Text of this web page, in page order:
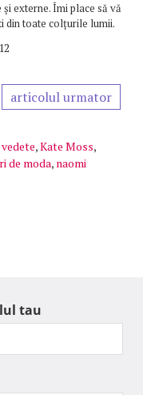
externe. Îmi place să vă
din toate colțurile lumii.
articolul urmator
vedete,Kate Moss,
de moda, naomi
tau